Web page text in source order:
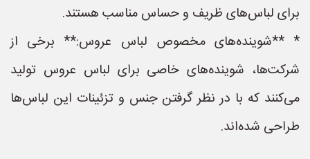
برای لباس‌های ظریف و حساس مناسب هستند.
* **شوینده‌های مخصوص لباس عروس:** برخی از
شرکت‌ها، شوینده‌های خاصی برای لباس عروس تولید
می‌کنند که با در نظر گرفتن جنس و تزئینات این لباس‌ها
طراحی شده‌اند.